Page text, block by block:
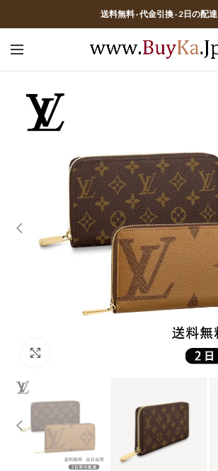
送料無料 · 代金引換 · 2日の配達